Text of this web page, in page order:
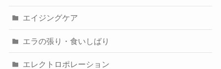
エイジングケア
エラの張り・食いしばり
エレクトロポレーション